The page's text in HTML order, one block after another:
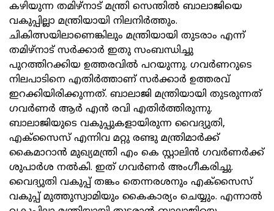
കഴിയുന്ന തമിഴ്‌നാട് മന്ത്രി സെന്തിൽ ബാലാജിയെ
വകുപ്പില്ലാ മന്ത്രിയായി നിലനിർത്തും.
ചികിത്സയിലാണെങ്കിലും മന്ത്രിയായി തുടരാം എന്ന്
തമിഴ്‌നാട് സർക്കാർ ഇതു സംബന്ധിച്ചു
പുറത്തിറക്കിയ ഉത്തരവിൽ പറയുന്നു. ഗവർണറുടെ
നിലപാടിനെ എതിർത്താണ് സർക്കാർ ഉത്തരവ്
ഇറക്കിയിരിക്കുന്നത്. ബാലാജി മന്ത്രിയായി തുടരുന്നത്
ഗവർണർ ആർ എൻ രവി എതിർത്തിരുന്നു.
ബാലാജിയുടെ വകുപ്പുകളായിരുന്ന വൈദ്യുതി,
എക്‌സൈസ് എന്നിവ മറ്റു രണ്ടു മന്ത്രിമാർക്ക്
കൈമാറാൻ മുഖ്യമന്ത്രി എം കെ സ്റ്റാലിൻ ഗവർണർക്ക്
ശുപാർശ നൽകി. ഇത് ഗവർണർ അംഗീകരിച്ചു.
വൈദ്യുതി വകുപ്പ് തങ്കം തെന്നരശനും എക്‌സൈസ്
വകുപ്പ് മുത്തുസ്വാമിയും കൈകാര്യം ചെയ്യും. എന്നാൽ